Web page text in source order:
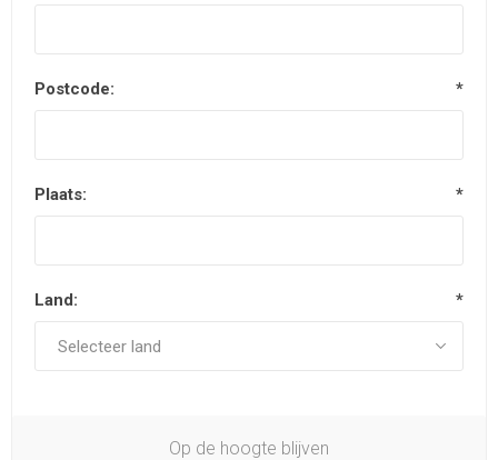
Postcode: *
Plaats: *
Land: *
Op de hoogte blijven